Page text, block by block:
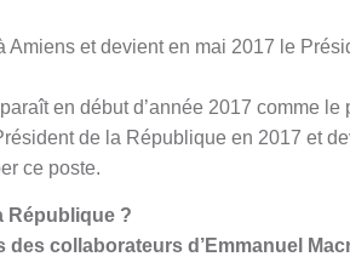
Amiens et devient en mai 2017 le
en début d’année 2017 comme
de la République en 2017 et
ce poste.
République ?
collaborateurs d’Emmanuel